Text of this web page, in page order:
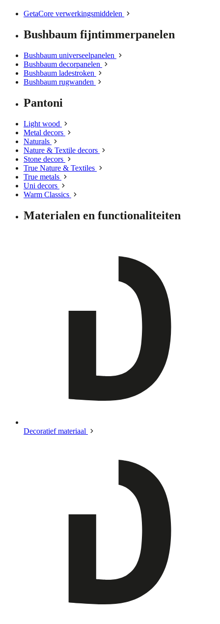
GetaCore verwerkingsmiddelen
Bushbaum fijntimmerpanelen
Bushbaum universeelpanelen
Bushbaum decorpanelen
Bushbaum ladestroken
Bushbaum rugwanden
Pantoni
Light wood
Metal decors
Naturals
Nature & Textile decors
Stone decors
True Nature & Textiles
True metals
Uni decors
Warm Classics
Materialen en functionaliteiten
Decoratief materiaal